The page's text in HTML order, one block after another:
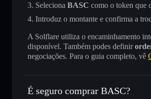
Seleciona BASC como o token que
Introduz o montante e confirma a
A Solflare utiliza o encaminhamento
disponível. Também podes definir
negociações. Para o guia completo, vê
É seguro comprar BASC?